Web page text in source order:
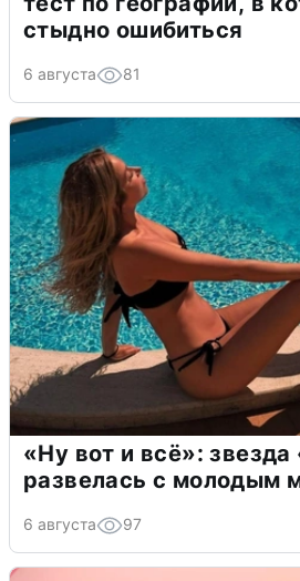
стыдно ошибиться
6 августа 81
«Ну вот и всё»:
развелась с молодым
6 августа 97